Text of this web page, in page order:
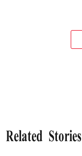
Related Stories